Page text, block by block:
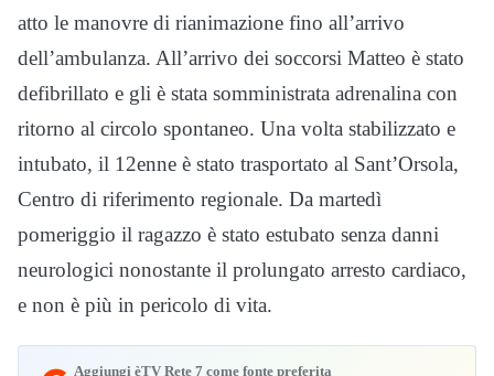
atto le manovre di rianimazione fino all’arrivo
dell’ambulanza. All’arrivo dei soccorsi Matteo è stato
defibrillato e gli è stata somministrata adrenalina con
ritorno al circolo spontaneo. Una volta stabilizzato e
intubato, il 12enne è stato trasportato al Sant’Orsola,
Centro di riferimento regionale. Da martedì
pomeriggio il ragazzo è stato estubato senza danni
neurologici nonostante il prolungato arresto cardiaco,
e non è più in pericolo di vita.
Aggiungi èTV Rete 7 come fonte preferita